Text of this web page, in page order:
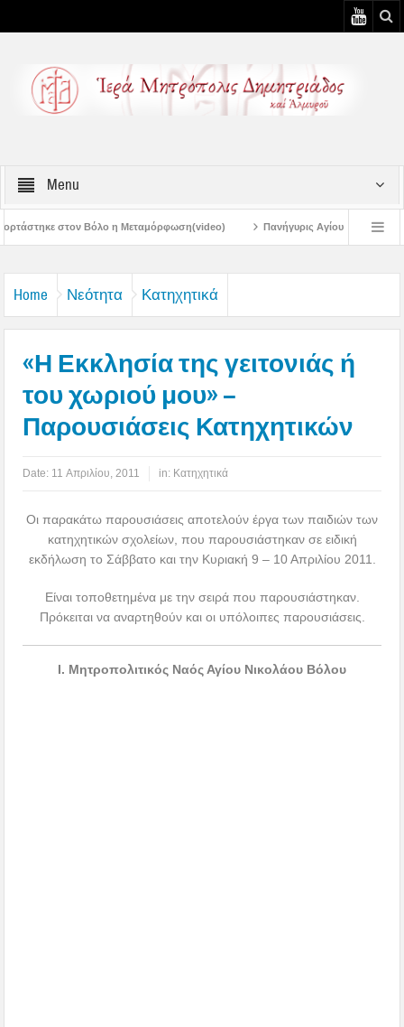
Menu
Βόλο η Μεταμόρφωση(video) Πανήγυρις Αγίου Καλλινίκου Μητροπολίτου
Home Νεότητα Κατηχητικά
«Η Εκκλησία της γειτονιάς ή
του χωριού μου» –
Παρουσιάσεις Κατηχητικών
Date: 11 Απριλίου, 2011 in: Κατηχητικά
Οι παρακάτω παρουσιάσεις αποτελούν έργα των παιδιών των
κατηχητικών σχολείων, που παρουσιάστηκαν σε ειδική
εκδήλωση το Σάββατο και την Κυριακή 9 – 10 Απριλίου 2011.
Είναι τοποθετημένα με την σειρά που παρουσιάστηκαν.
Πρόκειται να αναρτηθούν και οι υπόλοιπες παρουσιάσεις.
Ι. Μητροπολιτικός Ναός Αγίου Νικολάου Βόλου